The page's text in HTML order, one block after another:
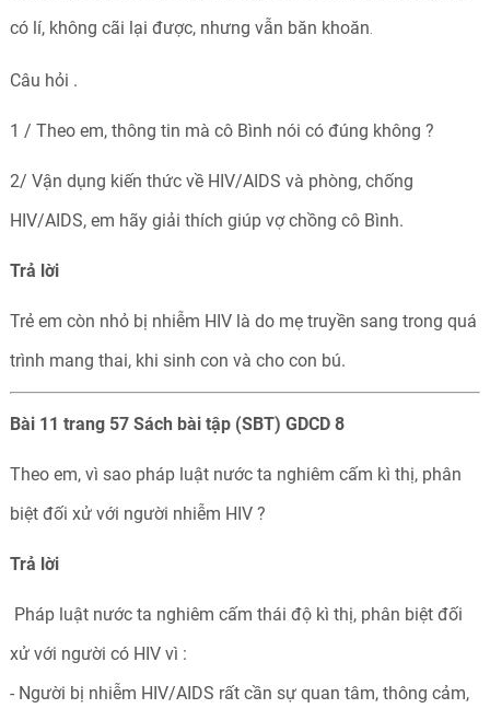
có lí, không cãi lại được, nhưng vẫn băn khoăn
Câu hỏi .
1 / Theo em, thông tin mà cô Bình nói có đúng không ?
2/ Vận dụng kiến thức về HIV/AIDS và phòng, chống
HIV/AIDS, em hãy giải thích giúp vợ chồng cô Bình.
Trả lời
Trẻ em còn nhỏ bị nhiễm HIV là do mẹ truyền sang trong quá
trình mang thai, khi sinh con và cho con bú.
Bài 11 trang 57 Sách bài tập (SBT) GDCD 8
Theo em, vì sao pháp luật nước ta nghiêm cấm kì thị, phân
biệt đối xử với người nhiễm HIV ?
Trả lời
Pháp luật nước ta nghiêm cấm thái độ kì thị, phân biệt đối
xử với người có HIV vì :
- Người bị nhiễm HIV/AIDS rất cần sự quan tâm, thông cảm,